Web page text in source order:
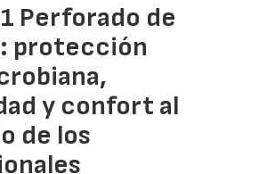
Perforado de
protección
y confort al
de los